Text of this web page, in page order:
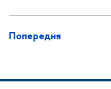
Попередня